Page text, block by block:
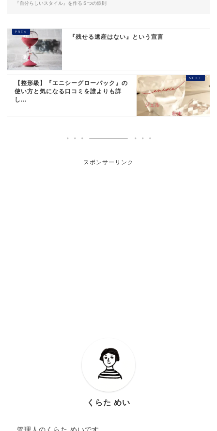
『自分らしいスタイル』を作る５つの鉄則
『残せる遺産はない』という宣言
【整形級】『エニシーグローパック』の
使い方と気になる口コミを誰よりも詳
し...
スポンサーリンク
くらた めい